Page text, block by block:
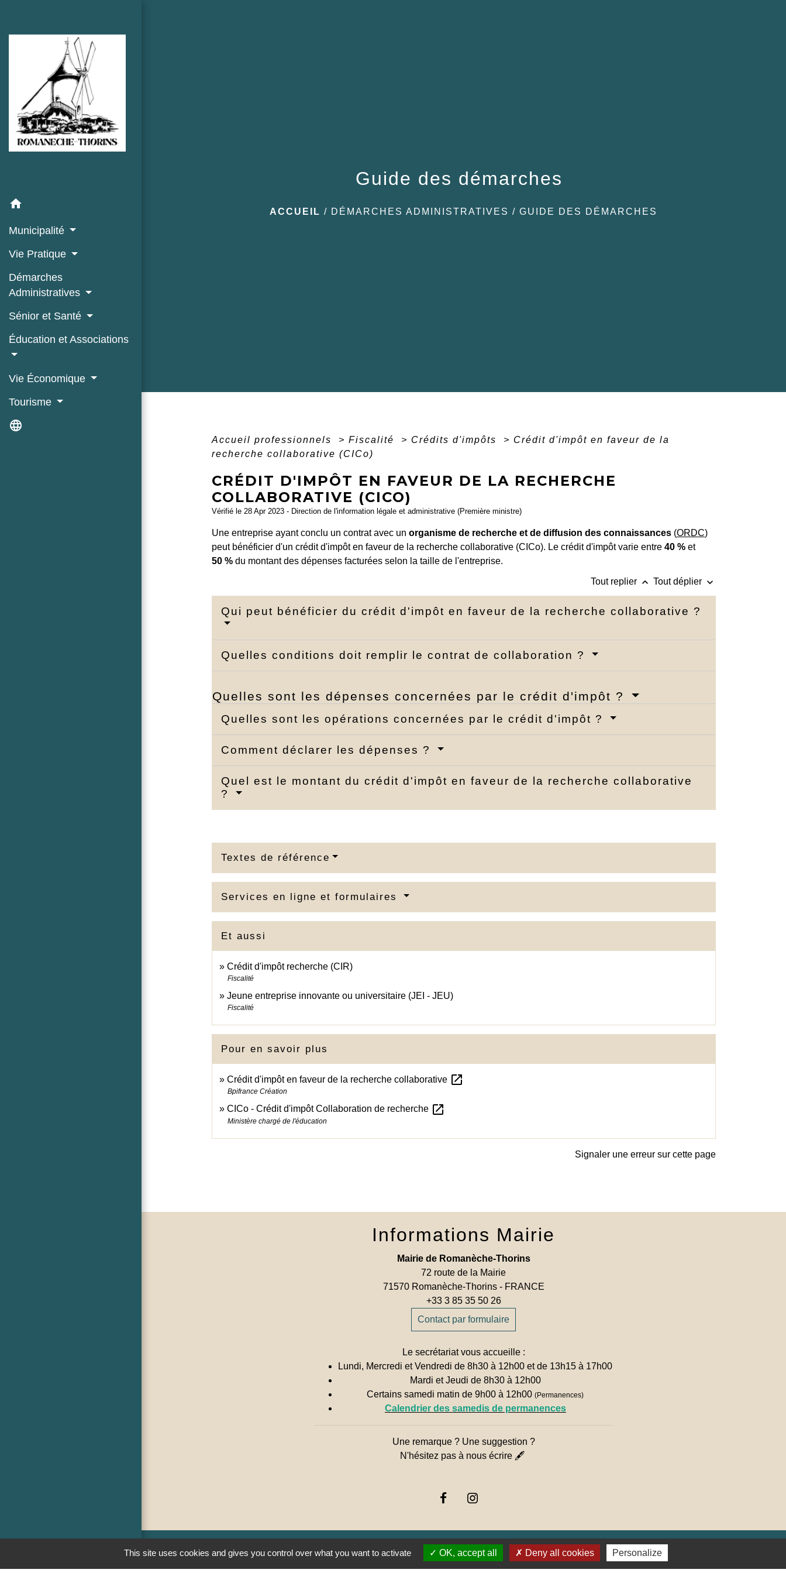
home
Municipalité
Vie Pratique
Démarches
Administratives
Sénior et Santé
Éducation et Associations
Vie Économique
Tourisme
language
Guide des démarches
ACCUEIL / DÉMARCHES ADMINISTRATIVES /GUIDE DES DÉMARCHES
Accueil professionnels > Fiscalité > Crédits d'impôts > Crédit d'impôt en faveur de la
recherche collaborative (CICo)
CRÉDIT D'IMPÔT EN FAVEUR DE LA RECHERCHE
COLLABORATIVE (CICO)
Vérifié le 28 Apr 2023 - Direction de l'information légale et administrative (Première ministre)
Une entreprise ayant conclu un contrat avec un organisme de recherche et de diffusion des connaissances(ORDC)
peut bénéficier d'un crédit d'impôt en faveur de la recherche collaborative (CICo). Le crédit d'impôt varie entre 40 %et
50 %du montant des dépenses facturées selon la taille de l'entreprise.
Tout replier keyboard_arrow_up Tout déplier keyboard_arrow_down
Qui peut bénéficier du crédit d'impôt en faveur de la recherche collaborative ?
Quelles conditions doit remplir le contrat de collaboration ?
Quelles sont les dépenses concernées par le crédit d'impôt ?
Quelles sont les opérations concernées par le crédit d'impôt ?
Comment déclarer les dépenses ?
Quel est le montant du crédit d'impôt en faveur de la recherche collaborative
?
Textes de référence
Services en ligne et formulaires
Et aussi
Crédit d'impôt recherche (CIR)
Fiscalité
Jeune entreprise innovante ou universitaire (JEI - JEU)
Fiscalité
Pour en savoir plus
Crédit d'impôt en faveur de la recherche collaborative open_in_new
Bpifrance Création
CICo - Crédit d'impôt Collaboration de recherche open_in_new
Ministère chargé de l'éducation
Signaler une erreur sur cette page
Informations Mairie
Mairie de Romanèche-Thorins
72 route de la Mairie
71570 Romanèche-Thorins - FRANCE
+33 3 85 35 50 26
Contact par formulaire
Le secrétariat vous accueille :
Lundi, Mercredi et Vendredi de 8h30 à 12h00 et de 13h15 à 17h00
Mardi et Jeudi de 8h30 à 12h00
Certains samedi matin de 9h00 à 12h00(Permanences)
Calendrier des samedis de permanences
Une remarque ? Une suggestion ?
N'hésitez pas à nous écrire 🖋
This site uses cookies and gives you control over what you want to activate OK, accept all Deny all cookies Personalize